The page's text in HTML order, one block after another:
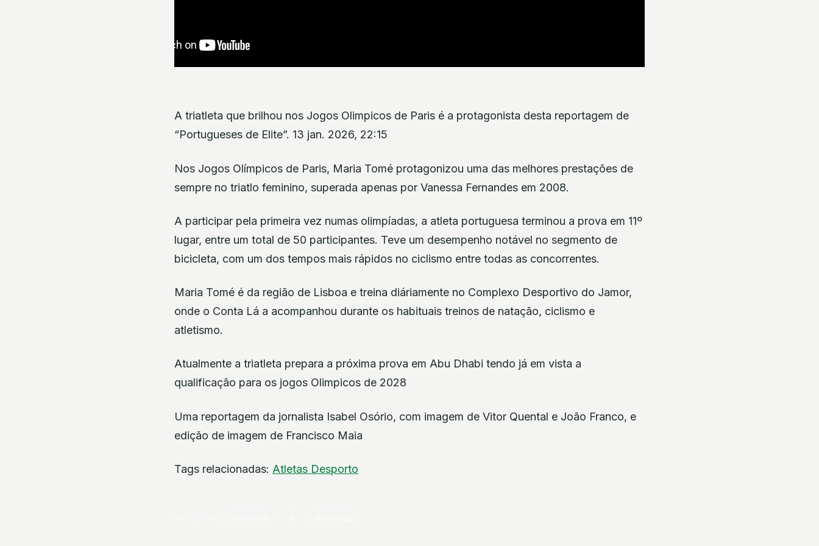
A triatleta que brilhou nos Jogos Olimpicos de Paris é a protagonista desta reportagem de
“Portugueses de Elite”. 13 jan. 2026, 22:15
Nos Jogos Olímpicos de Paris, Maria Tomé protagonizou uma das melhores prestações de
sempre no triatlo feminino, superada apenas por Vanessa Fernandes em 2008.
A participar pela primeira vez numas olimpíadas, a atleta portuguesa terminou a prova em 11º
lugar, entre um total de 50 participantes. Teve um desempenho notável no segmento de
bicicleta, com um dos tempos mais rápidos no ciclismo entre todas as concorrentes.
Maria Tomé é da região de Lisboa e treina diáriamente no Complexo Desportivo do Jamor,
onde o Conta Lá a acompanhou durante os habituais treinos de natação, ciclismo e
atletismo.
Atualmente a triatleta prepara a próxima prova em Abu Dhabi tendo já em vista a
qualificação para os jogos Olimpicos de 2028
Uma reportagem da jornalista Isabel Osório, com imagem de Vitor Quental e João Franco, e
edição de imagem de Francisco Maia
Tags relacionadas: Atletas Desporto